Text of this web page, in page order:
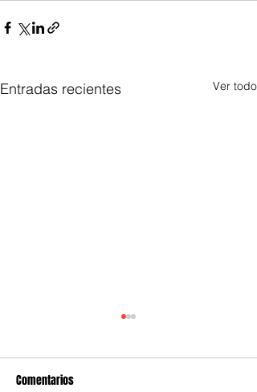
Entradas recientes Ver todo
Comentarios